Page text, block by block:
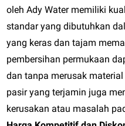
oleh Ady Water memiliki
standar yang dibutuhkan
yang keras dan tajam
pembersihan permukaan
dan tanpa merusak
pasir yang terjamin juga
kerusakan atau masalah